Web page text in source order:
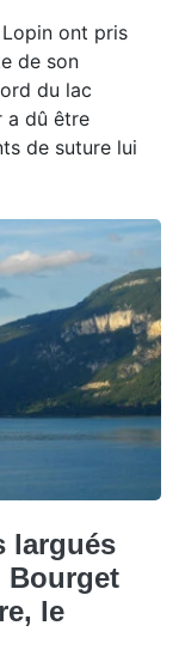
Lopin ont pris
de son
du lac
a dû être
de suture lui
largués
Bourget
le